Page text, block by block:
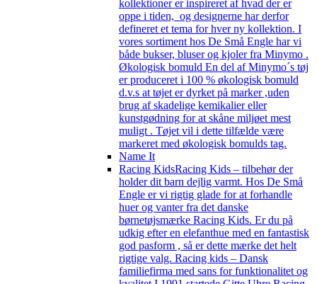
kollektioner er inspireret af hvad der er
oppe i tiden, og designerne har derfor
defineret et tema for hver ny kollektion. I
vores sortiment hos De Små Engle har vi
både bukser, bluser og kjoler fra Minymo .
Økologisk bomuld En del af Minymo´s tøj
er produceret i 100 % økologisk bomuld
d.v.s at tøjet er dyrket på marker ,uden
brug af skadelige kemikalier eller
kunstgødning for at skåne miljøet mest
muligt . Tøjet vil i dette tilfælde være
markeret med økologisk bomulds tag.
Name It
Racing KidsRacing Kids – tilbehør der
holder dit barn dejlig varmt. Hos De Små
Engle er vi rigtig glade for at forhandle
huer og vanter fra det danske
børnetøjsmærke Racing Kids. Er du på
udkig efter en elefanthue med en fantastisk
god pasform , så er dette mærke det helt
rigtige valg. Racing kids – Dansk
familiefirma med sans for funktionalitet og